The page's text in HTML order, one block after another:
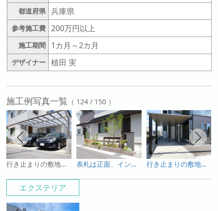
エクステリア
都道府県 兵庫県
参考施工費 200万円以上
施工期間 1カ月～2カ月
デザイナー 植田 実
施工例写真一覧 （ 124 / 150 ）
行き止まりの敷地の外周りをプラスGでワイドに演出しました 表札は正面、インターホンとポストは動線に合わせて側面に「テグランNEO」 行き止まりの敷地。シンプルモダンオープン外構